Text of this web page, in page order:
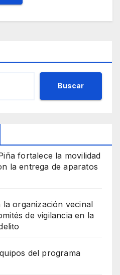
Buscar
fortalece la movilidad
la entrega de aparatos
la organización vecinal
de vigilancia en la
del programa